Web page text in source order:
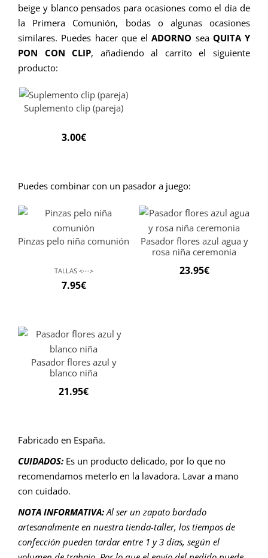
beige y blanco pensados para ocasiones como el día de
la Primera Comunión, bodas o algunas ocasiones
similares. Puedes hacer que elADORNO seaQUITA Y
PON CON CLIP, añadiendo al carrito el siguiente
producto:
Suplemento clip (pareja)
3.00€
Puedes combinar con un pasador a juego:
Pinzas pelo niña comunión
TALLAS <····>
7.95€
Pasador flores azul agua y
rosa niña ceremonia
23.95€
Pasador flores azul y
blanco niña
21.95€
Fabricado en España.
CUIDADOS: Es un producto delicado, por lo que no
recomendamos meterlo en la lavadora. Lavar a mano
con cuidado.
NOTA INFORMATIVA: Al ser un zapato bordado
artesanalmente en nuestra tienda-taller, los tiempos de
confección pueden tardar entre 1 y 3 días, según el